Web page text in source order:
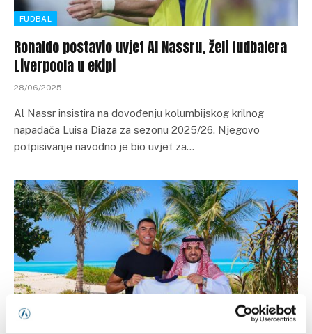
FUDBAL
Ronaldo postavio uvjet Al Nassru, želi fudbalera
Liverpoola u ekipi
28/06/2025
Al Nassr insistira na dovođenju kolumbijskog krilnog
napadača Luisa Diaza za sezonu 2025/26. Njegovo
potpisivanje navodno je bio uvjet za…
FUDBAL